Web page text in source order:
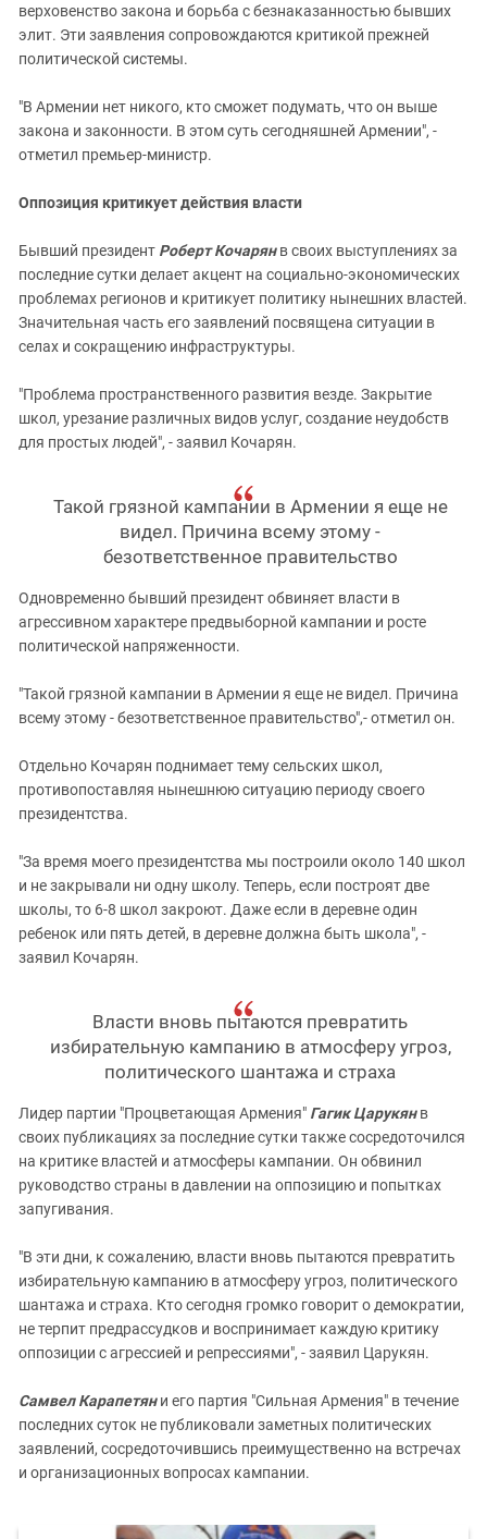
верховенство закона и борьба с безнаказанностью бывших
элит. Эти заявления сопровождаются критикой прежней
политической системы.
"В Армении нет никого, кто сможет подумать, что он выше
закона и законности. В этом суть сегодняшней Армении", -
отметил премьер-министр.
Оппозиция критикует действия власти
Бывший президент Роберт Кочарянв своих выступлениях за
последние сутки делает акцент на социально-экономических
проблемах регионов и критикует политику нынешних властей.
Значительная часть его заявлений посвящена ситуации в
селах и сокращению инфраструктуры.
"Проблема пространственного развития везде. Закрытие
школ, урезание различных видов услуг, создание неудобств
для простых людей", - заявил Кочарян.
Такой грязной кампании в Армении я еще не
видел. Причина всему этому -
безответственное правительство
Одновременно бывший президент обвиняет власти в
агрессивном характере предвыборной кампании и росте
политической напряженности.
"Такой грязной кампании в Армении я еще не видел. Причина
всему этому - безответственное правительство",- отметил он.
Отдельно Кочарян поднимает тему сельских школ,
противопоставляя нынешнюю ситуацию периоду своего
президентства.
"За время моего президентства мы построили около 140 школ
и не закрывали ни одну школу. Теперь, если построят две
школы, то 6-8 школ закроют. Даже если в деревне один
ребенок или пять детей, в деревне должна быть школа", -
заявил Кочарян.
Власти вновь пытаются превратить
избирательную кампанию в атмосферу угроз,
политического шантажа и страха
Лидер партии "Процветающая Армения" Гагик Царукянв
своих публикациях за последние сутки также сосредоточился
на критике властей и атмосферы кампании. Он обвинил
руководство страны в давлении на оппозицию и попытках
запугивания.
"В эти дни, к сожалению, власти вновь пытаются превратить
избирательную кампанию в атмосферу угроз, политического
шантажа и страха. Кто сегодня громко говорит о демократии,
не терпит предрассудков и воспринимает каждую критику
оппозиции с агрессией и репрессиями", - заявил Царукян.
Самвел Карапетян и его партия "Сильная Армения" в течение
последних суток не публиковали заметных политических
заявлений, сосредоточившись преимущественно на встречах
и организационных вопросах кампании.